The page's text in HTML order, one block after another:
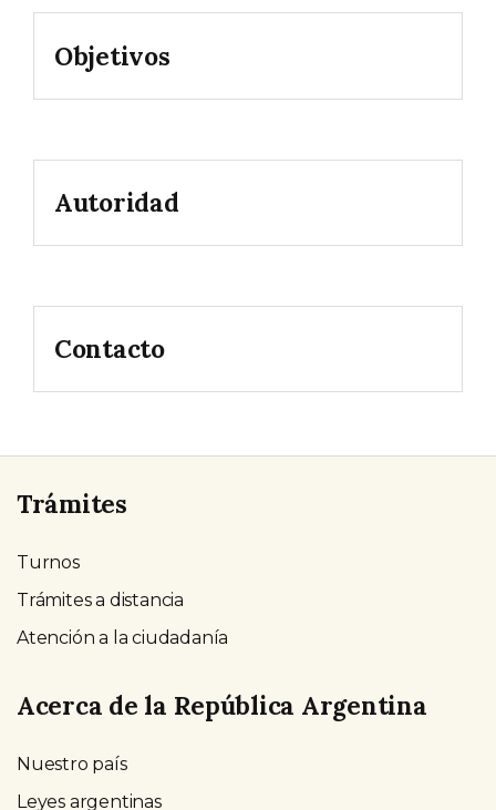
Objetivos
Autoridad
Contacto
Trámites
Turnos
Trámites a distancia
Atención a la ciudadanía
Acerca de la República Argentina
Nuestro país
Leyes argentinas